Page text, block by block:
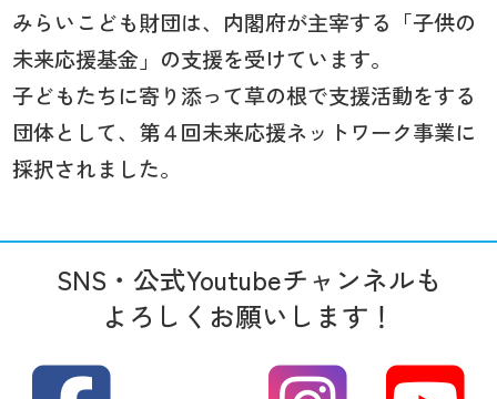
みらいこども財団は、内閣府が主宰する「子供の
未来応援基金」の支援を受けています。
子どもたちに寄り添って草の根で支援活動をする
団体として、第４回未来応援ネットワーク事業に
採択されました。
SNS・公式Youtubeチャンネルも
よろしくお願いします！